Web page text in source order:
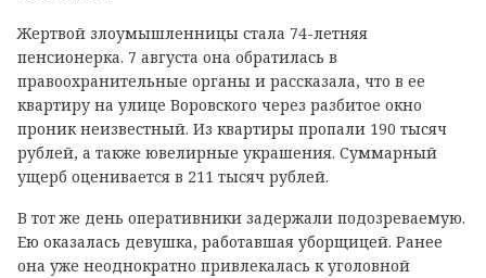
Жертвой злоумышленницы стала 74-летняя
пенсионерка. 7 августа она обратилась в
правоохранительные органы и рассказала, что в ее
квартиру на улице Воровского через разбитое окно
проник неизвестный. Из квартиры пропали 190 тысяч
рублей, а также ювелирные украшения. Суммарный
ущерб оценивается в 211 тысяч рублей.
В тот же день оперативники задержали подозреваемую.
Ею оказалась девушка, работавшая уборщицей. Ранее
она уже неоднократно привлекалась к уголовной